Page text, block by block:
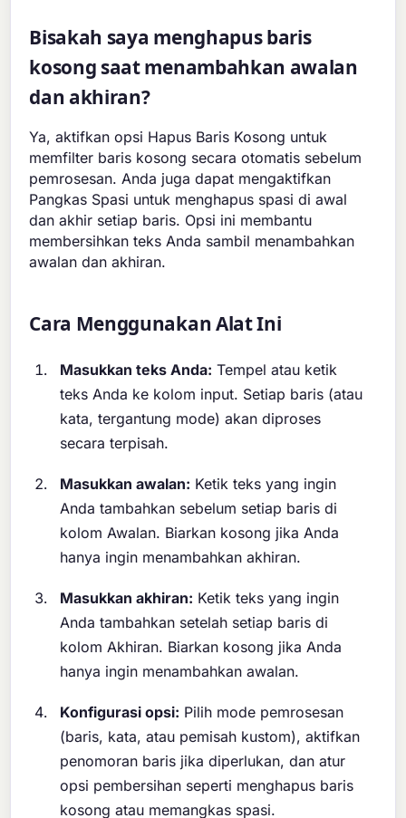
Bisakah saya menghapus baris
kosong saat menambahkan awalan
dan akhiran?
Ya, aktifkan opsi Hapus Baris Kosong untuk
memfilter baris kosong secara otomatis sebelum
pemrosesan. Anda juga dapat mengaktifkan
Pangkas Spasi untuk menghapus spasi di awal
dan akhir setiap baris. Opsi ini membantu
membersihkan teks Anda sambil menambahkan
awalan dan akhiran.
Cara Menggunakan Alat Ini
Masukkan teks Anda: Tempel atau ketik
teks Anda ke kolom input. Setiap baris (atau
kata, tergantung mode) akan diproses
secara terpisah.
Masukkan awalan: Ketik teks yang ingin
Anda tambahkan sebelum setiap baris di
kolom Awalan. Biarkan kosong jika Anda
hanya ingin menambahkan akhiran.
Masukkan akhiran: Ketik teks yang ingin
Anda tambahkan setelah setiap baris di
kolom Akhiran. Biarkan kosong jika Anda
hanya ingin menambahkan awalan.
Konfigurasi opsi: Pilih mode pemrosesan
(baris, kata, atau pemisah kustom), aktifkan
penomoran baris jika diperlukan, dan atur
opsi pembersihan seperti menghapus baris
kosong atau memangkas spasi.